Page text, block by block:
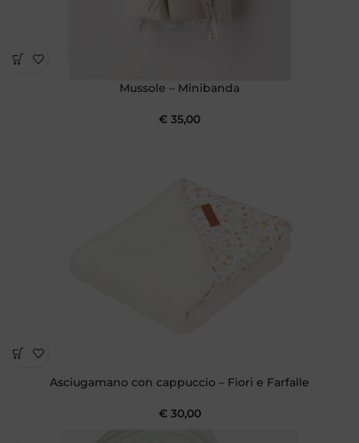
Mussole – Minibanda
€ 35,00
Asciugamano con cappuccio – Fiori e Farfalle
€30,00